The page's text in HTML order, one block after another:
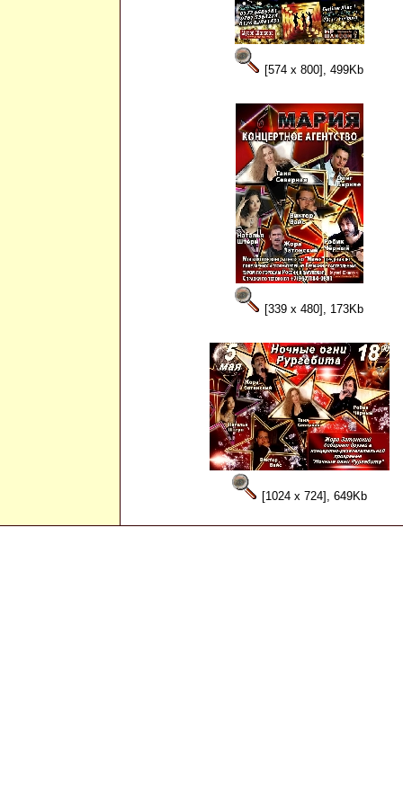
[574 x 800], 499Kb
[339 x 480], 173Kb
[1024 x 724], 649Kb